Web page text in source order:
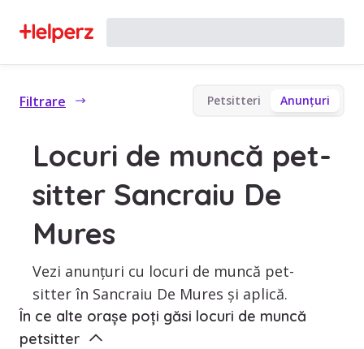
Filtrare Petsitteri Anunțuri
Locuri de muncă pet-
sitter Sancraiu De
Mures
Vezi anunțuri cu locuri de muncă pet-
sitter în Sancraiu De Mures și aplică.
În ce alte orașe poți găsi locuri de muncă
petsitter